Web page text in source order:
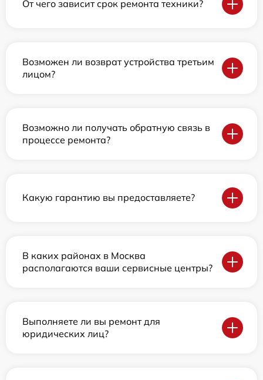
От чего зависит срок ремонта техники?
Возможен ли возврат устройства третьим
лицом?
Возможно ли получать обратную связь в
процессе ремонта?
Какую гарантию вы предоставляете?
В каких районах в Москва
располагаются ваши сервисные центры?
Выполняете ли вы ремонт для
юридических лиц?